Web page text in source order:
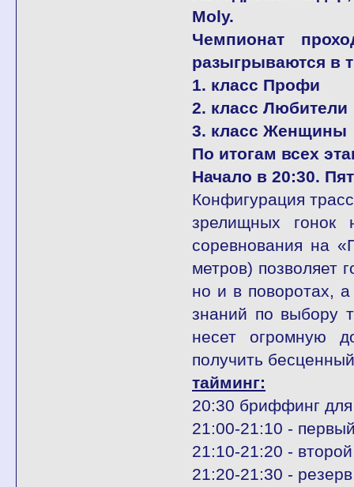
Moly.
Чемпионат
разыгрываются в
1. класс Профи
2. класс Любители
3. класс Женщины
По итогам всех
Начало в 20:30.
Конфигурация
зрелищных гонок
соревнования на
метров) позволяет
но и в поворотах,
знаний по выбору
несет огромную
получить
тайминг:
20:30 бриффинг для
21:00-21:10 -
21:10-21:20 -
21:20-21:30 - резерв